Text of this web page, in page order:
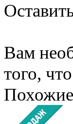
Вам
того,